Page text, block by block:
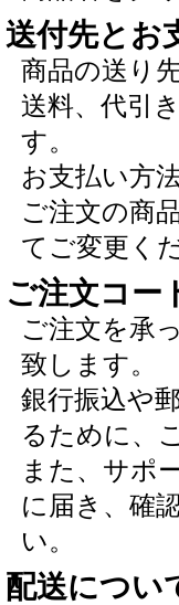
送付先とお
商品の送り
送料、代引
す。
お支払い方
ご注文の商
てご変更く
ご注文コー
ご注文を承
致します。
銀行振込や
るために、
また、サポ
に届き、確
い。
配送につい